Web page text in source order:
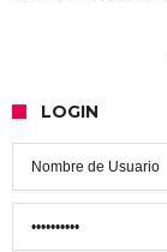
LOGIN